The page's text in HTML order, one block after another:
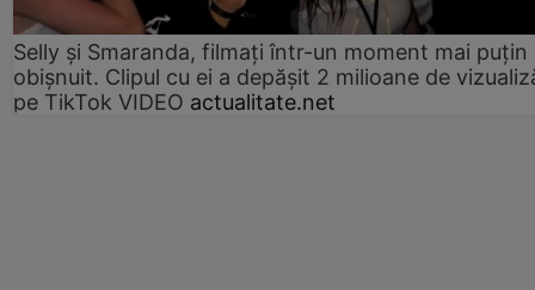
Selly și Smaranda, filmați într-un moment mai puțin
obișnuit. Clipul cu ei a depășit 2 milioane de
pe TikTok VIDEO actualitate.net